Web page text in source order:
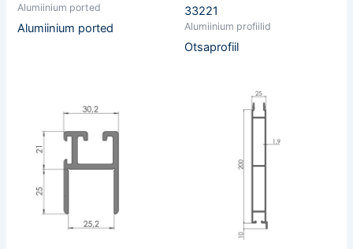
Alumiinium ported
Alumiinium ported
33221
Alumiinium profiilid
Otsaprofiil